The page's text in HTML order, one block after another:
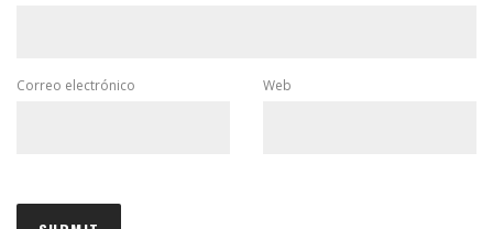
Correo electrónico Web